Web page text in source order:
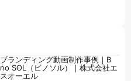
ブランディング動画制作事例｜B
no SOL（ビノソル）｜株式会社エ
スオーエル